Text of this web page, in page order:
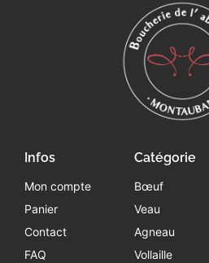
Infos
Mon compte
Panier
Contact
FAQ
Catégorie
Bœuf
Veau
Agneau
Vollaille